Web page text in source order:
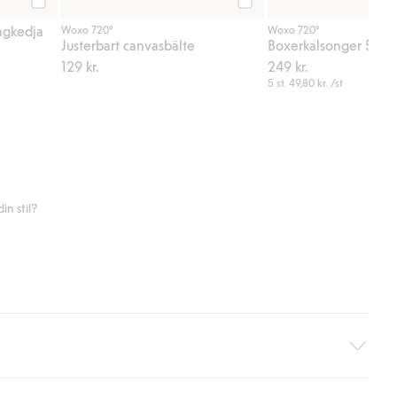
Woxo 720°
Justerbart canvasbälte
129 kr.
Woxo 720°
Boxerkalsonger 5-
249 kr.
5 st. 49,80 kr. /st
stil?